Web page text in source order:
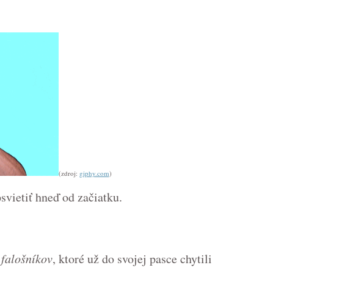
(zdroj: giphy.com)
hneď od začiatku.
falošníkov, ktoré už do svojej pasce chytili